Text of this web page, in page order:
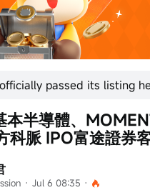
· Jul 6 08:35 ·
本半導體、
科脈 IPO富途證券